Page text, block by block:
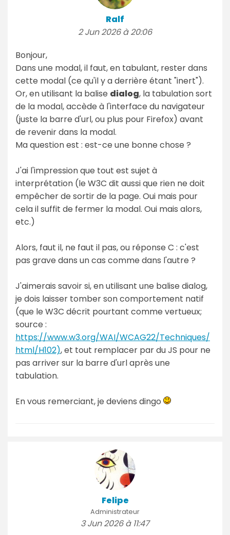
Ralf
2 Jun 2026 à 20:06
Bonjour,
Dans une modal, il faut, en tabulant, rester dans
cette modal (ce qu'il y a derrière étant "inert").
Or, en utilisant la balise dialog, la tabulation sort
de la modal, accède à l'interface du navigateur
(juste la barre d'url, ou plus pour Firefox) avant
de revenir dans la modal.
Ma question est : est-ce une bonne chose ?
J'ai l'impression que tout est sujet à
interprétation (le W3C dit aussi que rien ne doit
empêcher de sortir de la page. Oui mais pour
cela il suffit de fermer la modal. Oui mais alors,
etc.)
Alors, faut il, ne faut il pas, ou réponse C : c'est
pas grave dans un cas comme dans l'autre ?
J'aimerais savoir si, en utilisant une balise dialog,
je dois laisser tomber son comportement natif
(que le W3C décrit pourtant comme vertueux;
source :
https://www.w3.org/WAI/WCAG22/Techniques/
html/H102), et tout remplacer par du JS pour ne
pas arriver sur la barre d'url après une
tabulation.
En vous remerciant, je deviens dingo
Felipe
Administrateur
3 Jun 2026 à 11:47